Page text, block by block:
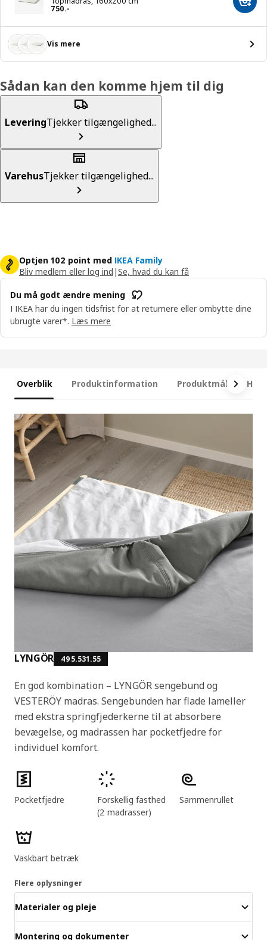
750.-
Pris 750.- Læg i
Vis mere
Sådan kan den komme hjem til dig
LeveringTjekker tilgængelighed...
VarehusTjekker tilgængelighed...
Optjen 102 point med IKEA Family
Bliv medlem eller log ind |Se, hvad du kan få
Du må godt ændre mening
I IKEA har du ingen tidsfrist for at returnere eller ombytte dine
ubrugte varer*. Læs mere
Overblik Produktinformation Produktmål
LYNGÖR 495.531.55
En god kombination – LYNGÖR sengebund og
VESTERÖY madras. Sengebunden har flade lameller
med ekstra springfjederkerne til at absorbere
bevægelse, og madrassen har pocketfjedre for
individuel komfort.
Produktfunktioner
Pocketfjedre
Forskellig fasthed
(2 madrasser)
Sammenrullet
Vaskbart betræk
Flere oplysninger
Materialer og pleje
Montering og dokumenter